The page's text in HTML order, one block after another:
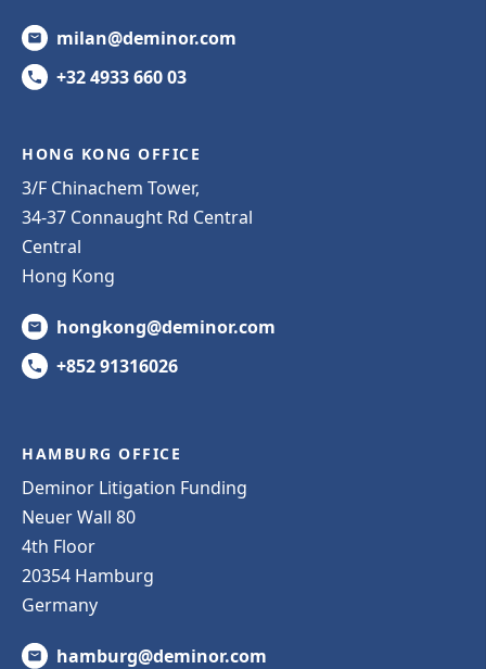
milan@deminor.com
+32 4933 660 03
HONG KONG OFFICE
3/F Chinachem Tower,
34-37 Connaught Rd Central
Central
Hong Kong
hongkong@deminor.com
+852 91316026
HAMBURG OFFICE
Deminor Litigation Funding
Neuer Wall 80
4th Floor
20354 Hamburg
Germany
hamburg@deminor.com